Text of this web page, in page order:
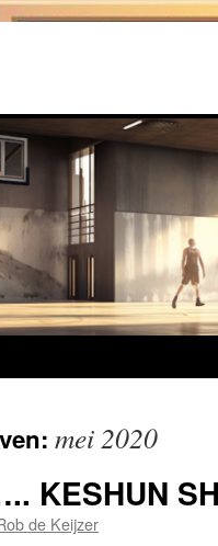
mei 2020
KESHUN
de Keijzer